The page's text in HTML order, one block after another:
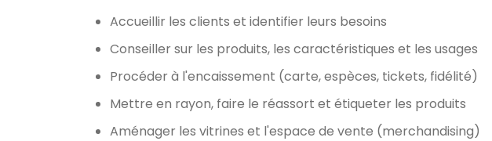
Accueillir les clients et identifier leurs besoins
Conseiller sur les produits, les caractéristiques et les usages
Procéder à l'encaissement (carte, espèces, tickets, fidélité)
Mettre en rayon, faire le réassort et étiqueter les produits
Aménager les vitrines et l'espace de vente (merchandising)